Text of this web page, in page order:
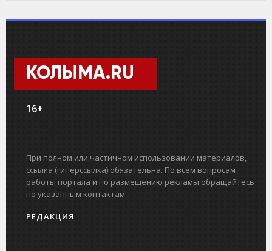
КОЛЫМА.RU
16+
При полном или частичном использовании материалов,
ссылка (гиперссылка) обязательна. По всем вопросам
работы портала и по размещению рекламы обращайтесь
по указанным контактам
РЕДАКЦИЯ